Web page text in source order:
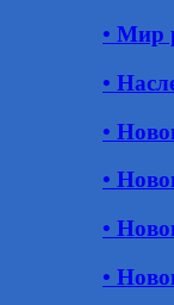
• Мир
•
•
•
•
•